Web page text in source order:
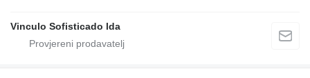
Vinculo Sofisticado lda